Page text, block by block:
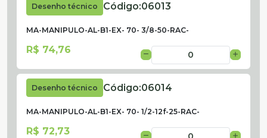
Desenho técnico Código:06013
MA-MANIPULO-AL-B1-EX- 70- 3/8-50-RAC-
R$ 74,76
Desenho técnico Código:06014
MA-MANIPULO-AL-B1-EX- 70- 1/2-12f-25-RAC-
R$ 72,73